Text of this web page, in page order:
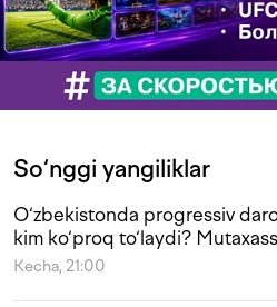
So‘nggi yangiliklar
O‘zbekistonda progressiv
kim ko‘proq to‘laydi?
Kecha, 21:00